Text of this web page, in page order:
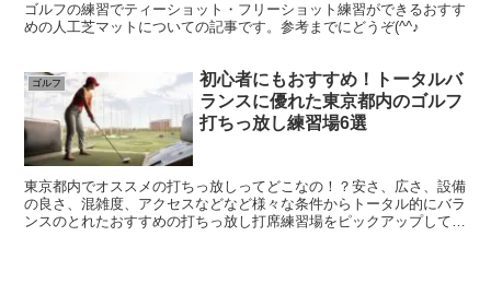
ゴルフの練習でティーショット・フリーショット練習ができるおすす
めの人工芝マットについての記事です。参考までにどうぞ(^^♪
ゴルフ
初心者にもおすすめ！トータルバ
ランスに優れた東京都内のゴルフ
打ちっ放し練習場6選
東京都内でオススメの打ちっ放しってどこなの！？安さ、広さ、設備
の良さ、混雑度、アクセスなどなど様々な条件からトータル的にバラ
ンスのとれたおすすめの打ちっ放し打席練習場をピックアップしてま